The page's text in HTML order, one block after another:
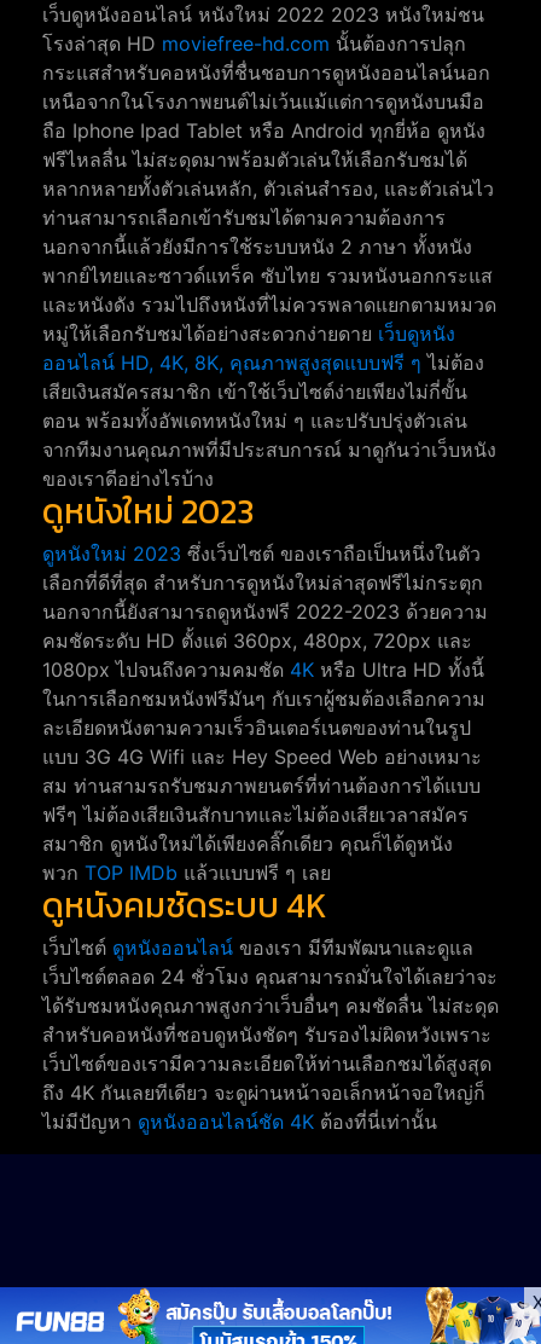
เว็บดูหนังออนไลน์ หนังใหม่ 2022 2023 หนังใหม่ชน
โรงล่าสุด HD moviefree-hd.com นั้นต้องการปลุก
กระแสสำหรับคอหนังที่ชื่นชอบการดูหนังออนไลน์นอก
เหนือจากในโรงภาพยนต์ไม่เว้นแม้แต่การดูหนังบนมือ
ถือ Iphone Ipad Tablet หรือ Android ทุกยี่ห้อ ดูหนัง
ฟรีไหลลื่น ไม่สะดุดมาพร้อมตัวเล่นให้เลือกรับชมได้
หลากหลายทั้งตัวเล่นหลัก, ตัวเล่นสำรอง, และตัวเล่นไว
ท่านสามารถเลือกเข้ารับชมได้ตามความต้องการ
นอกจากนี้แล้วยังมีการใช้ระบบหนัง 2 ภาษา ทั้งหนัง
พากย์ไทยและซาวด์แทร็ค ซับไทย รวมหนังนอกกระแส
และหนังดัง รวมไปถึงหนังที่ไม่ควรพลาดแยกตามหมวด
หมู่ให้เลือกรับชมได้อย่างสะดวกง่ายดาย เว็บดูหนัง
ออนไลน์ HD, 4K, 8K, คุณภาพสูงสุดแบบฟรี ๆ ไม่ต้อง
เสียเงินสมัครสมาชิก เข้าใช้เว็บไซต์ง่ายเพียงไม่กี่ขั้น
ตอน พร้อมทั้งอัพเดทหนังใหม่ ๆ และปรับปรุ่งตัวเล่น
จากทีมงานคุณภาพที่มีประสบการณ์ มาดูกันว่าเว็บหนัง
ของเราดีอย่างไรบ้าง
ดูหนังใหม่ 2023
ดูหนังใหม่ 2023 ซึ่งเว็บไซต์ ของเราถือเป็นหนึ่งในตัว
เลือกที่ดีที่สุด สำหรับการดูหนังใหม่ล่าสุดฟรีไม่กระตุก
นอกจากนี้ยังสามารถดูหนังฟรี 2022-2023 ด้วยความ
คมชัดระดับ HD ตั้งแต่ 360px, 480px, 720px และ
1080px ไปจนถึงความคมชัด 4K หรือ Ultra HD ทั้งนี้
ในการเลือกชมหนังฟรีมันๆ กับเราผู้ชมต้องเลือกความ
ละเอียดหนังตามความเร็วอินเตอร์เนตของท่านในรูป
แบบ 3G 4G Wifi และ Hey Speed Web อย่างเหมาะ
สม ท่านสามรถรับชมภาพยนตร์ที่ท่านต้องการได้แบบ
ฟรีๆ ไม่ต้องเสียเงินสักบาทและไม่ต้องเสียเวลาสมัคร
สมาชิก ดูหนังใหม่ได้เพียงคลิ๊กเดียว คุณก็ได้ดูหนัง
พวก TOP IMDb แล้วแบบฟรี ๆ เลย
ดูหนังคมชัดระบบ 4K
เว็บไซต์ ดูหนังออนไลน์ ของเรา มีทีมพัฒนาและดูแล
เว็บไซต์ตลอด 24 ชั่วโมง คุณสามารถมั่นใจได้เลยว่าจะ
ได้รับชมหนังคุณภาพสูงกว่าเว็บอื่นๆ คมชัดลื่น ไม่สะดุด
สำหรับคอหนังที่ชอบดูหนังชัดๆ รับรองไม่ผิดหวังเพราะ
เว็บไซต์ของเรามีความละเอียดให้ท่านเลือกชมได้สูงสุด
ถึง 4K กันเลยทีเดียว จะดูผ่านหน้าจอเล็กหน้าจอใหญ่ก็
ไม่มีปัญหา ดูหนังออนไลน์ชัด 4K ต้องที่นี่เท่านั้น